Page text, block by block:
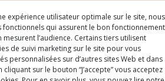
expérience utilisateur optimale sur le site, nous
fonctionnels qui assurent le bon fonctionnement
mesurent l’audience. Certains tiers utilisent
de suivi marketing sur le site pour vous
personnalisées sur d’autres sites Web et dans
sur le bouton “J’accepte” vous acceptez